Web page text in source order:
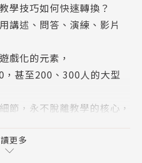
學技巧如何快速轉換？
講述、問答、演練、影片
戲化的元素，
甚至200、300人的大型
節，永不脫離教學的核心，
彩、學得更好！
更多